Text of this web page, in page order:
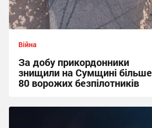
Війна
За добу прикордонники
знищили на Сумщині більше
80 ворожих безпілотників